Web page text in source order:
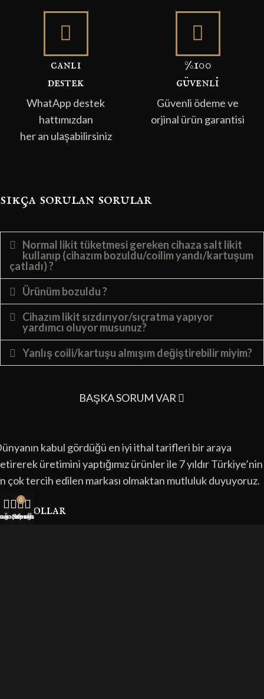
canli
destek
WhatApp destek
hattımızdan
her an ulaşabilirsiniz
%100
güvenli̇
Güvenli ödeme ve
orjinal ürün garantisi
sıkça sorulan sorular
Normal likit tüketmesi gereken cihaza salt likit
kullanıp (cihazım bozuldu/coilim yandı/kartuşum
çatladı) ?
Ürünüm bozuldu ?
Cihazım likit sızdırıyor/sıçratma yapıyor
yardımcı oluyor musunuz?
Yanlış coili/kartuşu almışım değiştirebilir miyim?
BAŞKA SORUM VAR
kabul gördüğü en iyi ithal tarifleri bir araya
üretimini yaptığımız ürünler ile 7 yıldır Türkiye’nin
çok tercih edilen markası olmaktan mutluluk duyuyoruz.
kısa yollar
çubuğu
0
Sepet
Hesabım